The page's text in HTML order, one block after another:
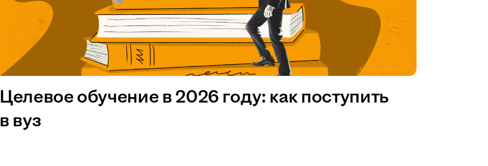
Целевое обучение в 2026 году: как поступить
в вуз